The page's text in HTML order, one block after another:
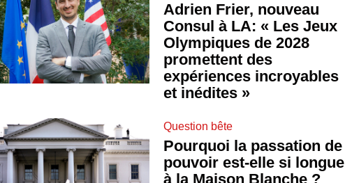
Adrien Frier, nouveau
Consul à LA: « Les Jeux
Olympiques de 2028
promettent des
expériences incroyables
et inédites »
Question bête
Pourquoi la passation de
pouvoir est-elle si longue
à la Maison Blanche ?